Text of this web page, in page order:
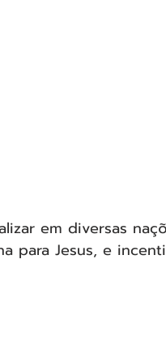
em diversas
para Jesus, e